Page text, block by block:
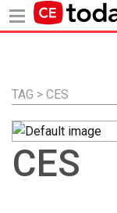
Inhalt
TAG > CES
CES